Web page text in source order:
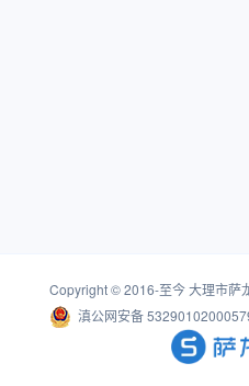
Copyright © 2016-至今大理市萨
滇公网安备